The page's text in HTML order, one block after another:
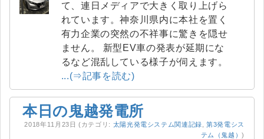
て、連日メディアで大きく取り上げら
れています。神奈川県内に本社を置く
有力企業の突然の不祥事に驚きを隠せ
ません。 新型EV車の発表が延期にな
るなど混乱している様子が伺えます。
...(⇒記事を読む)
本日の鬼越発電所
2018年11月23日 (カテゴリ: 太陽光発電システム関連記録 ,第3発電シス
テム（鬼越）)